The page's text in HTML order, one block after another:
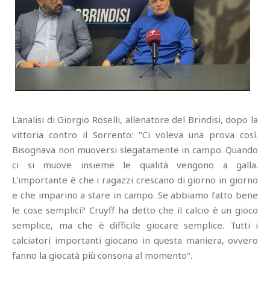
L'analisi di Giorgio Roselli, allenatore del Brindisi, dopo la
vittoria contro il Sorrento: "Ci voleva una prova così.
Bisognava non muoversi slegatamente in campo. Quando
ci si muove insieme le qualità vengono a galla.
L'importante è che i ragazzi crescano di giorno in giorno
e che imparino a stare in campo. Se abbiamo fatto bene
le cose semplici? Cruyff ha detto che il calcio è un gioco
semplice, ma che è difficile giocare semplice. Tutti i
calciatori importanti giocano in questa maniera, ovvero
fanno la giocatà più consona al momento".